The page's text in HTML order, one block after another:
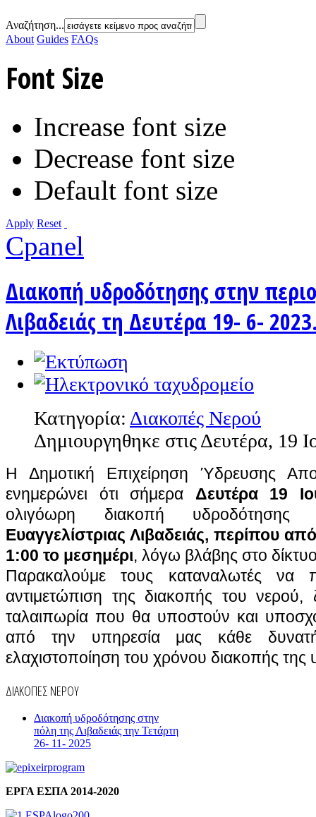
Αναζήτηση...
About Guides FAQs
Font Size
Increase font size
Decrease font size
Default font size
Apply Reset
Cpanel
Διακοπή υδροδότησης στην
Λιβαδειάς τη Δευτέρα 19- 6-
Κατηγορία: Διακοπές Νερού
Δημιουργηθηκε στις Δευτέρα, 19
Η Δημοτική Επιχείρηση Ύδρευσης
ενημερώνει ότι σήμερα Δευτέρα 19
ολιγόωρη διακοπή
Ευαγγελίστριας Λιβαδειάς, περίπου
1:00 το μεσημέρι, λόγω βλάβης στο
Παρακαλούμε τους καταναλωτές να
αντιμετώπιση της διακοπής του
ταλαιπωρία που θα υποστούν και
από την υπηρεσία μας κάθε
ελαχιστοποίηση του χρόνου διακοπής της
ΔΙΑΚΟΠΕΣ ΝΕΡΟΥ
Διακοπή υδροδότησης στην
πόλη της Λιβαδειάς την Τετάρτη
26- 11- 2025
ΕΡΓΑ ΕΣΠΑ 2014-2020